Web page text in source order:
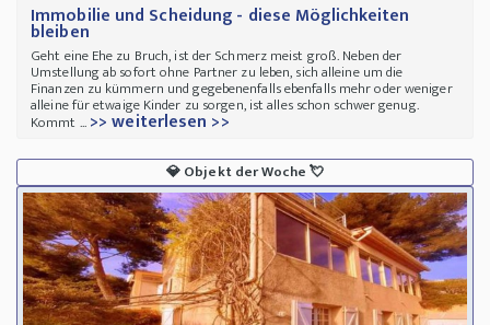
Immobilie und Scheidung - diese Möglichkeiten
bleiben
Geht eine Ehe zu Bruch, ist der Schmerz meist groß. Neben der
Umstellung ab sofort ohne Partner zu leben, sich alleine um die
Finanzen zu kümmern und gegebenenfalls ebenfalls mehr oder weniger
alleine für etwaige Kinder zu sorgen, ist alles schon schwer genug.
Kommt ...>> weiterlesen >>
💎Objekt der Woche💘